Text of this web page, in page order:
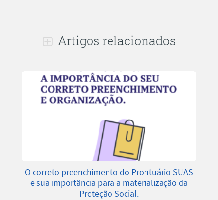
Artigos relacionados
O correto preenchimento do Prontuário SUAS
e sua importância para a materialização da
Proteção Social.